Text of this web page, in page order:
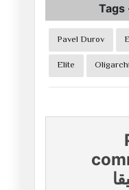
Tags
Pavel Durov
Elite